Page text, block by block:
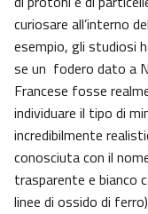
curiosare all’interno
esempio, gli studiosi
se un fodero dato a
Francese fosse
individuare il tipo di
incredibilmente
conosciuta con il
trasparente e bianco
linee di ossido di